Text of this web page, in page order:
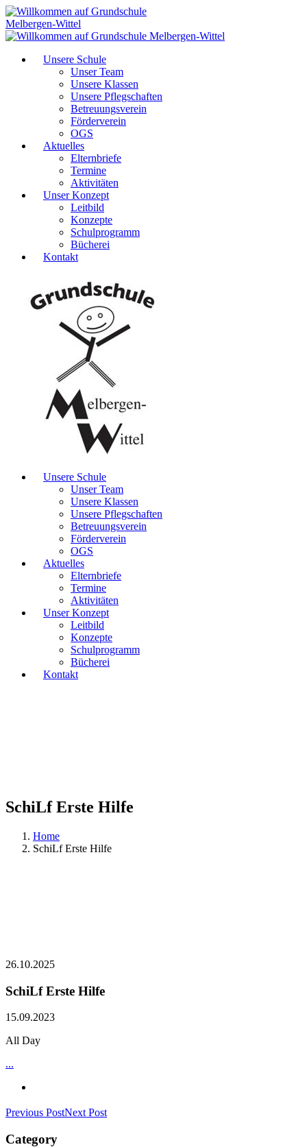
Unsere Schule
Unser Team
Unsere Klassen
Unsere Pflegschaften
Betreuungsverein
Förderverein
OGS
Aktuelles
Elternbriefe
Termine
Aktivitäten
Unser Konzept
Leitbild
Konzepte
Schulprogramm
Bücherei
Kontakt
Unsere Schule
Unser Team
Unsere Klassen
Unsere Pflegschaften
Betreuungsverein
Förderverein
OGS
Aktuelles
Elternbriefe
Termine
Aktivitäten
Unser Konzept
Leitbild
Konzepte
Schulprogramm
Bücherei
Kontakt
SchiLf Erste Hilfe
Home
SchiLf Erste Hilfe
26.10.2025
SchiLf Erste Hilfe
15.09.2023
All Day
...
Previous PostNext Post
Category